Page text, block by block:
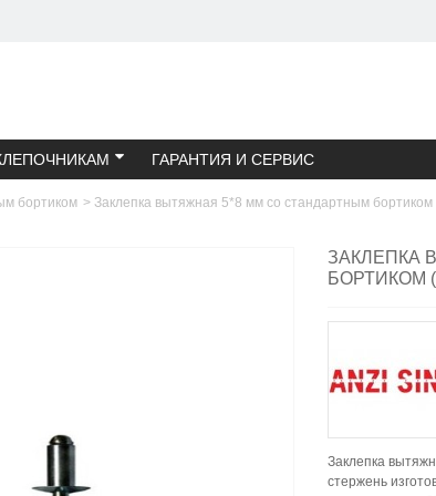
ГАРАНТИЯ И СЕРВИС
бортиком > Заклепка вытяжная 5*8 мм со стандартным
ЗАКЛЕПКА
БОРТИКОМ
Заклепка
стержень